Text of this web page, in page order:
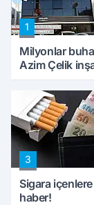
1
Milyonlar
Azim Çelik
konuştu
3
Sigara
haber!